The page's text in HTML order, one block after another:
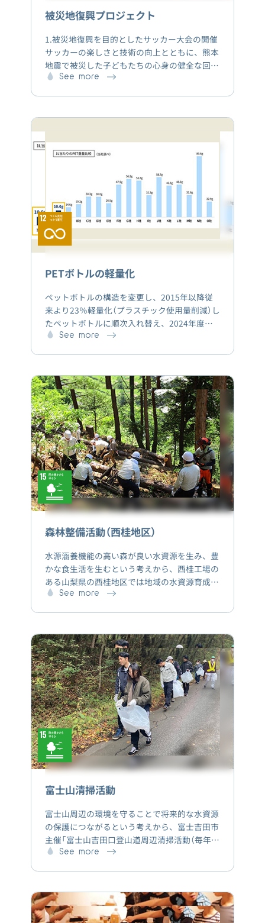
被災地復興プロジェクト
1.被災地復興を目的としたサッカー大会の開催
サッカーの楽しさと技術の向上とともに、熊本
地震で被災した子どもたちの心身の健全な回復
に役立つ場となることを目的として、2017年6
Presents キッズ&ジュニアサッカーフェスティ
バル」に特別協賛しました。約1,260名（126チ
ーム）の子どもたちが参加してくれました。
See more
PETボトルの軽量化
ペットボトルの構造を変更し、2015年以降従
来より23％軽量化（プラスチック使用量削減）し
たペットボトルに順次入れ替え、2024年度中
80％切り替えを目指しています。軽量化前と比
See more
森林整備活動（西桂地区）
水源涵養機能の高い森が良い水資源を生み、豊
かな食生活を生むという考えから、西桂工場の
ある山梨県の西桂地区では地域の水資源育成に
向け、健全な森を作る間伐等の整備を行ってい
See more
富士山清掃活動
富士山周辺の環境を守ることで将来的な水資源
の保護につながるという考えから、富士吉田市
主催「富士山吉田口登山道周辺清掃活動（毎年5
月頃開催）」及びNPO法人フジヤマフォーラム
びその周辺地域の環境問題や地域経済・文化の
総合的発展を目的とした活動を行っている「Ｎ
ＰＯ法人フジヤマフォーラム」を賛助会員とし
See more